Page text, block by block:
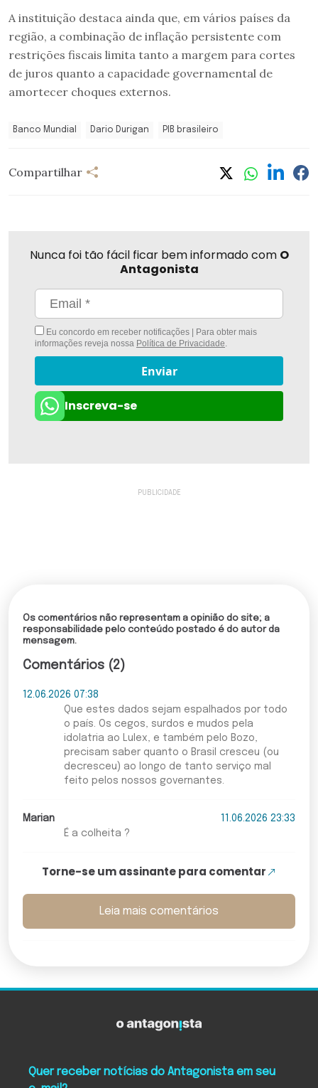
A instituição destaca ainda que, em vários países da
região, a combinação de inflação persistente com
restrições fiscais limita tanto a margem para cortes
de juros quanto a capacidade governamental de
amortecer choques externos.
Banco Mundial Dario Durigan PIB brasileiro
Compartilhar
Nunca foi tão fácil ficar bem informado com O
Antagonista
Eu concordo em receber notificações | Para obter mais
informações reveja nossa Política de Privacidade.
Enviar
Inscreva-se
Os comentários não representam a opinião do site; a
responsabilidade pelo conteúdo postado é do autor da
mensagem.
Comentários (2)
12.06.2026 07:38
Que estes dados sejam espalhados por todo
o país. Os cegos, surdos e mudos pela
idolatria ao Lulex, e também pelo Bozo,
precisam saber quanto o Brasil cresceu (ou
decresceu) ao longo de tanto serviço mal
feito pelos nossos governantes.
Marian
11.06.2026 23:33
É a colheita ?
Torne-se um assinante para comentar
Leia mais comentários
Quer receber notícias do Antagonista em seu